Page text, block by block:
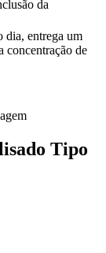
da
dia, entrega um
concentração de
Tipo